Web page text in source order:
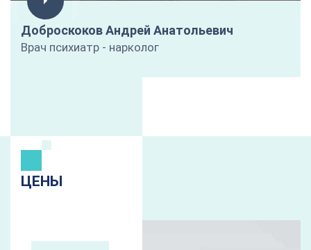
Доброскоков Андрей Анатольевич
Врач психиатр - нарколог
ЦЕНЫ